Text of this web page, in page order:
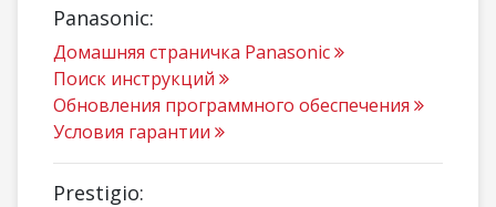
Panasonic:
Домашняя страничка Panasonic
Поиск инструкций
Обновления программного обеспечения
Условия гарантии
Prestigio: